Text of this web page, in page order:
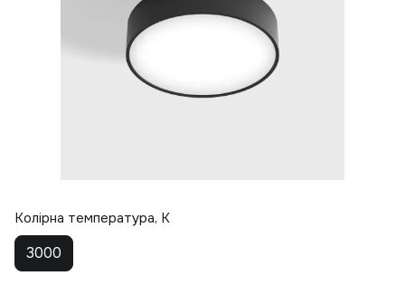
Колірна температура, K
3000